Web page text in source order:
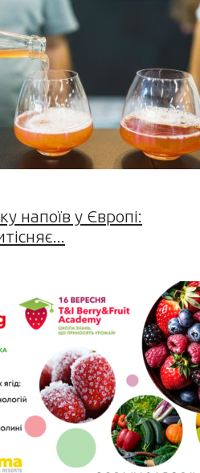
напоїв у Європі: